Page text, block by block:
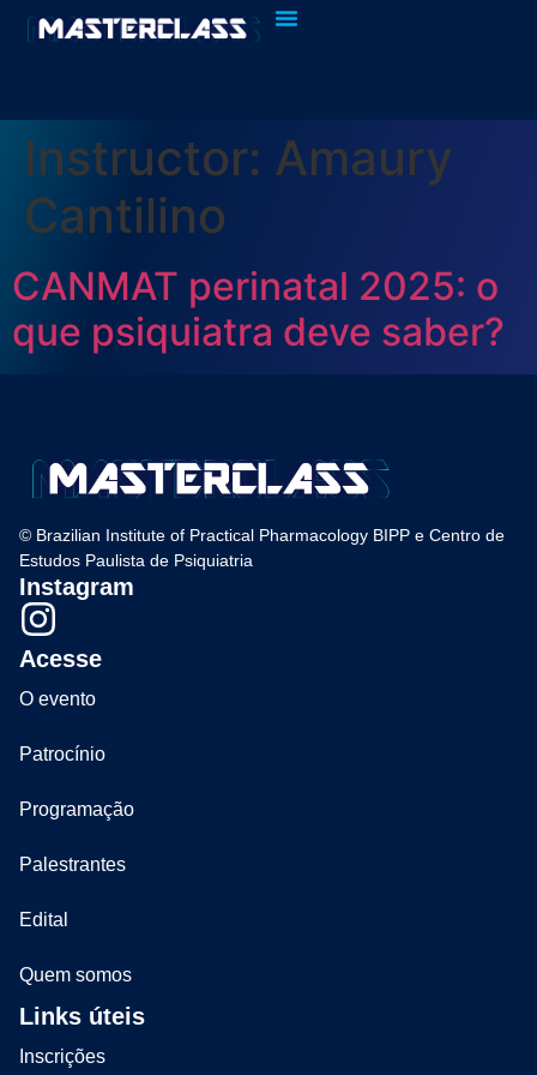
Instructor: Amaury
Cantilino
CANMAT perinatal 2025: o
que psiquiatra deve saber?
© Brazilian Institute of Practical Pharmacology BIPP e Centro de
Estudos Paulista de Psiquiatria
Acesse
O evento
Patrocínio
Programação
Palestrantes
Edital
Quem somos
Links úteis
Inscrições
Instagram